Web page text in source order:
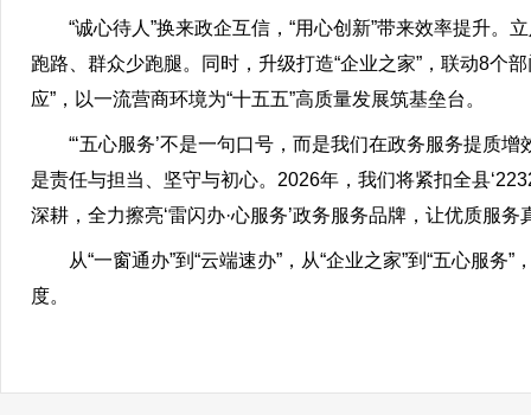
“诚心待人”换来政企互信，“用心创新”带来效率提升。
跑路、群众少跑腿。同时，升级打造“企业之家”，联动8个
应”，以一流营商环境为“十五五”高质量发展筑基垒台。
“‘五心服务’不是一句口号，而是我们在政务服务提质增
是责任与担当、坚守与初心。2026年，我们将紧扣全县
深耕，全力擦亮‘雷闪办·心服务’政务服务品牌，让优质服
从“一窗通办”到“云端速办”，从“企业之家”到“五心服务
度。